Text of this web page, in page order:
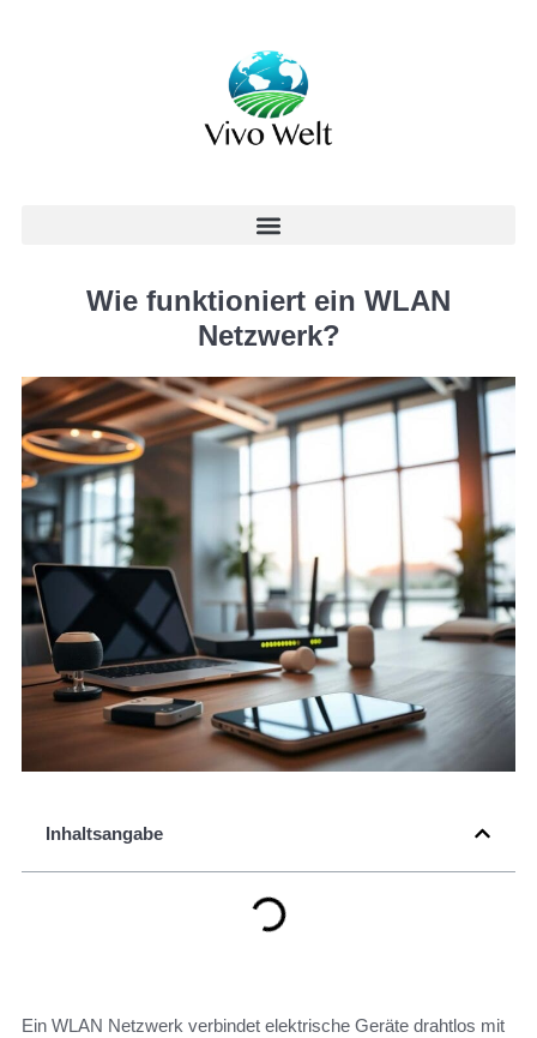
Wie funktioniert ein WLAN
Netzwerk?
Inhaltsangabe
Ein WLAN Netzwerk verbindet elektrische Geräte drahtlos mit